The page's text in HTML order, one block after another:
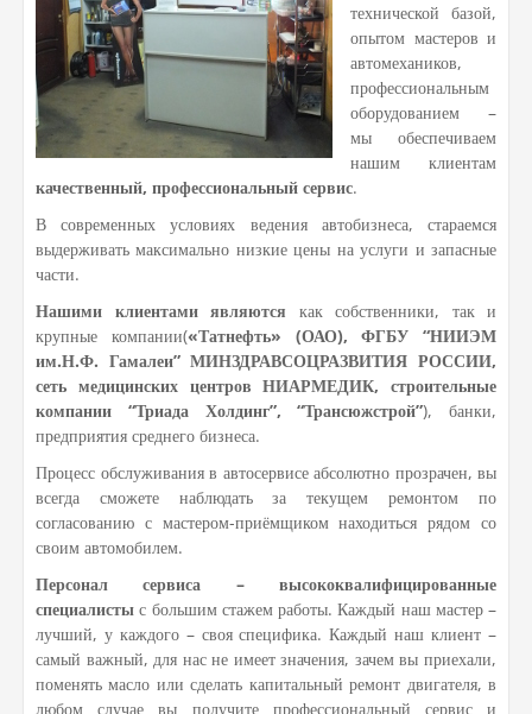
технической базой,
опытом мастеров и
автомехаников,
профессиональным
оборудованием –
мы обеспечиваем
нашим клиентам
качественный, профессиональный сервис.
В современных условиях ведения автобизнеса, стараемся
выдерживать максимально низкие цены на услуги и запасные
части.
Нашими клиентами являются как собственники, так и
крупные компании(«Татнефть» (ОАО), ФГБУ “НИИЭМ
им.Н.Ф. Гамалеи” МИНЗДРАВСОЦРАЗВИТИЯ РОССИИ,
сеть медицинских центров НИАРМЕДИК, строительные
компании “Триада Холдинг”, “Трансюжстрой”), банки,
предприятия среднего бизнеса.
Процесс обслуживания в автосервисе абсолютно прозрачен, вы
всегда сможете наблюдать за текущем ремонтом по
согласованию с мастером-приёмщиком находиться рядом со
своим автомобилем.
Персонал сервиса – высококвалифицированные
специалисты с большим стажем работы. Каждый наш мастер –
лучший, у каждого – своя специфика. Каждый наш клиент –
самый важный, для нас не имеет значения, зачем вы приехали,
поменять масло или сделать капитальный ремонт двигателя, в
любом случае вы получите профессиональный сервис и